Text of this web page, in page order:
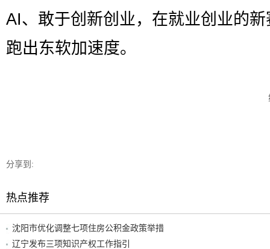
AI、敢于创新创业，在就业创业的新
跑出东软加速度。
分享到:
热点推荐
沈阳市优化调整七项住房公积金政策举措
辽宁发布三项知识产权工作指引